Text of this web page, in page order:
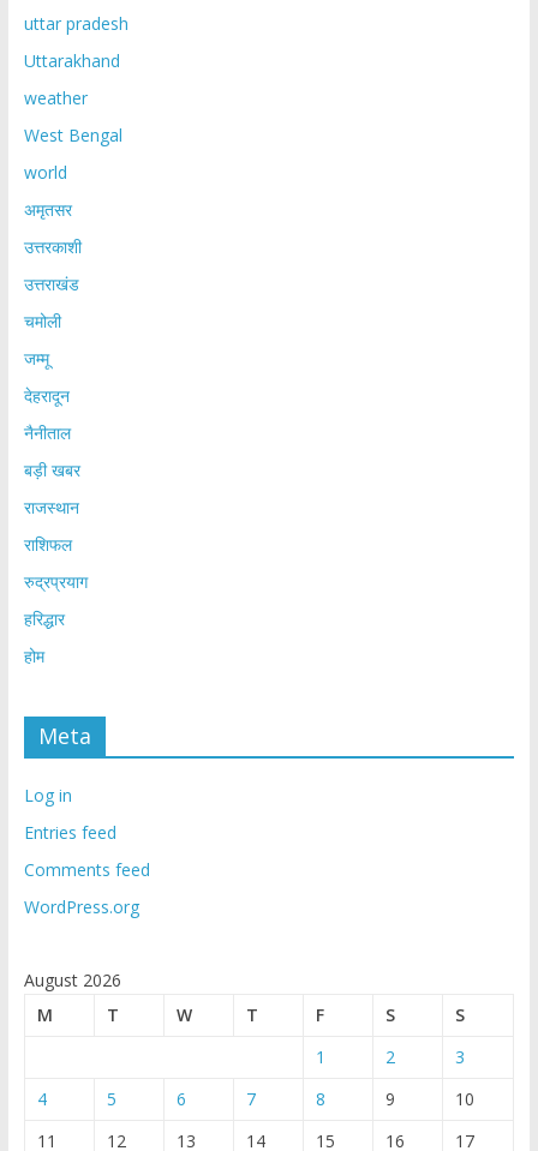
uttar pradesh
Uttarakhand
weather
West Bengal
world
अमृतसर
उत्तरकाशी
उत्तराखंड
चमोली
जम्मू
देहरादून
नैनीताल
बड़ी खबर
राजस्थान
राशिफल
रुद्रप्रयाग
हरिद्धार
होम
Meta
Log in
Entries feed
Comments feed
WordPress.org
August 2026
M
T W T F S
S
1
2
3
4
5 6 7 8 9
10
11
12 13 14 15 16 17